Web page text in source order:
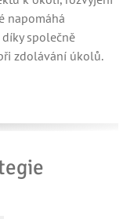
napomáhá
společně
zdolávání úkolů.